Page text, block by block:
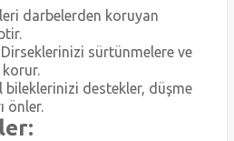
darbelerden koruyan
sürtünmelere ve
korur.
bileklerinizi destekler, düşme
önler.